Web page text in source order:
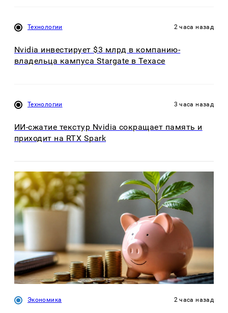
Технологии 2 часа назад
Nvidia инвестирует $3 млрд в компанию-
владельца кампуса Stargate в Техасе
Технологии 3 часа назад
ИИ-сжатие текстур Nvidia сокращает память и
приходит на RTX Spark
Экономика 2 часа назад